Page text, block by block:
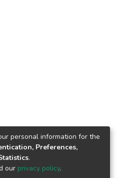
personal information for the
Preferences,
.
our privacy policy.